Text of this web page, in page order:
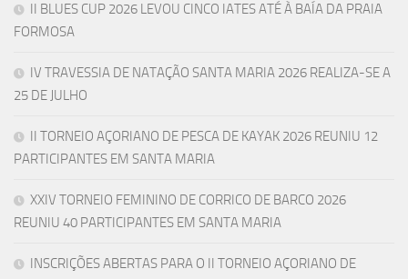
II BLUES CUP 2026 LEVOU CINCO IATES ATÉ À BAÍA DA PRAIA
FORMOSA
IV TRAVESSIA DE NATAÇÃO SANTA MARIA 2026 REALIZA-SE A
25 DE JULHO
II TORNEIO AÇORIANO DE PESCA DE KAYAK 2026 REUNIU 12
PARTICIPANTES EM SANTA MARIA
XXIV TORNEIO FEMININO DE CORRICO DE BARCO 2026
REUNIU 40 PARTICIPANTES EM SANTA MARIA
INSCRIÇÕES ABERTAS PARA O II TORNEIO AÇORIANO DE